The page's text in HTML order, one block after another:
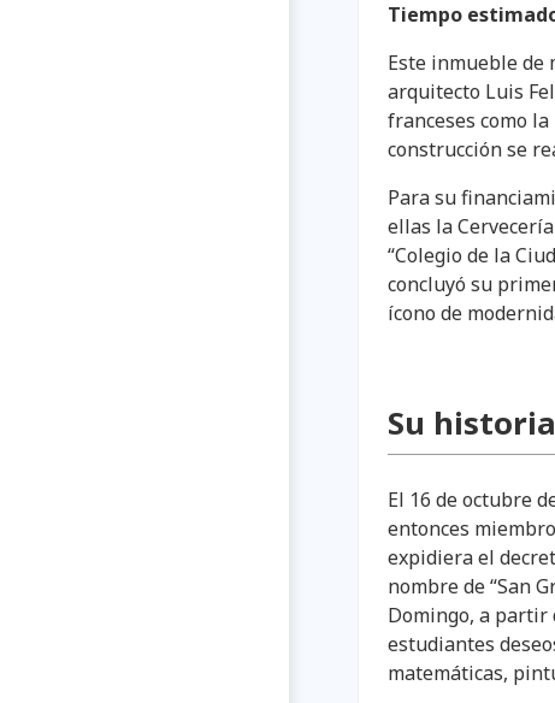
Tiempo
Este inmueble de
arquitecto Luis
franceses como
construcción se
Para su
ellas la
“Colegio de la
concluyó su
ícono de
Su
El 16 de octubre
entonces
expidiera el
nombre de “San
Domingo, a partir
estudiantes
matemáticas,